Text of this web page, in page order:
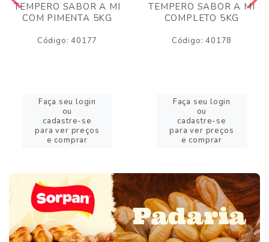
TEMPERO SABOR A MI
COM PIMENTA 5KG
Código: 40177
Faça seu login
ou
cadastre-se
para ver preços
e comprar
TEMPERO SABOR A MI
COMPLETO 5KG
Código: 40178
Faça seu login
ou
cadastre-se
para ver preços
e comprar